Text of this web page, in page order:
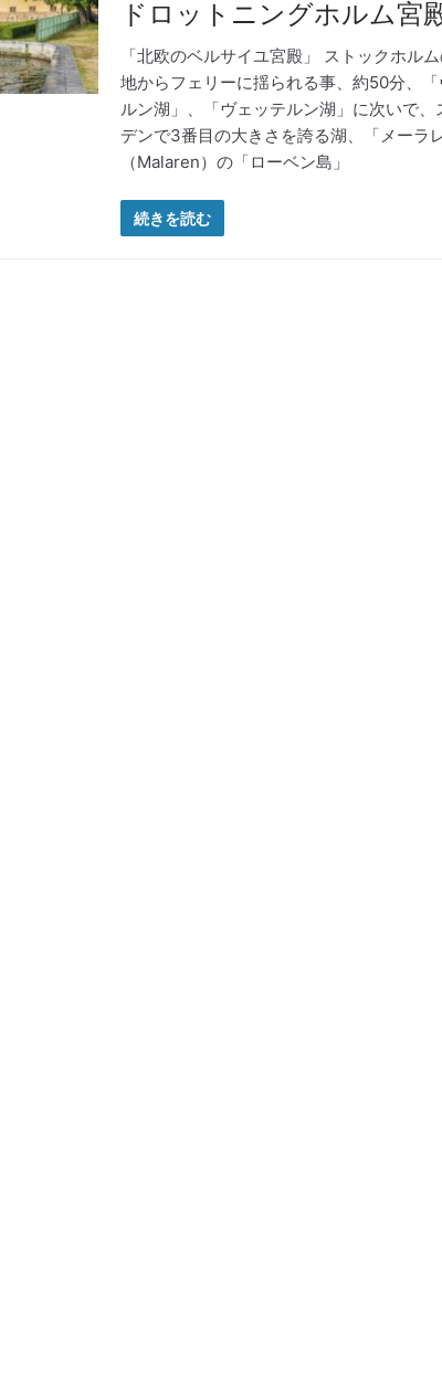
ドロットニングホルム宮
「北欧のベルサイユ宮殿」 ストックホル
地からフェリーに揺られる事、約50分、
ルン湖」、「ヴェッテルン湖」に次いで、
デンで3番目の大きさを誇る湖、「メーラ
（Malaren）の「ローベン島」
続きを読む